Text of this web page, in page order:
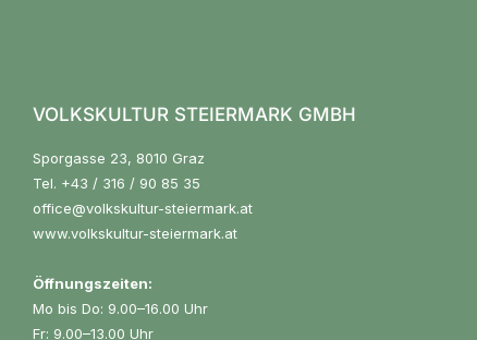
VOLKSKULTUR STEIERMARK GMBH
Sporgasse 23, 8010 Graz
Tel. +43 / 316 / 90 85 35
office@volkskultur-steiermark.at
www.volkskultur-steiermark.at
Öffnungszeiten:
Mo bis Do: 9.00–16.00 Uhr
Fr: 9.00–13.00 Uhr